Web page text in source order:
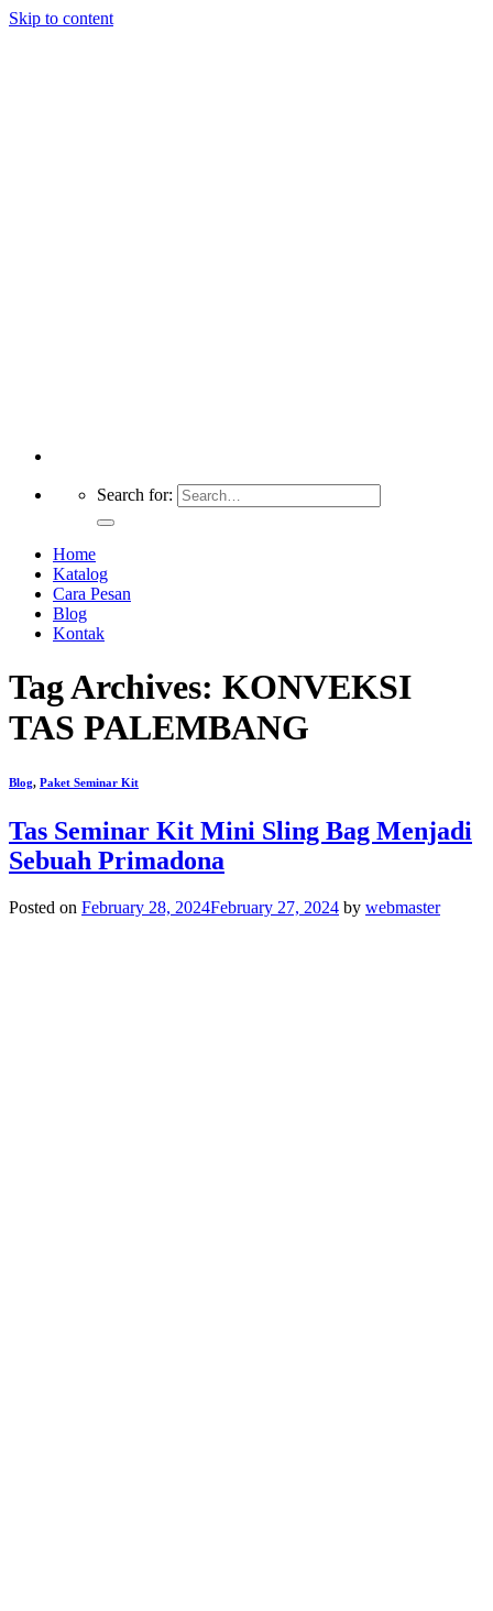
Skip to content
Search for:
Home
Katalog
Cara Pesan
Blog
Kontak
Tag Archives: KONVEKSI
TAS PALEMBANG
Blog, Paket Seminar Kit
Tas Seminar Kit Mini Sling Bag Menjadi
Sebuah Primadona
Posted on February 28, 2024February 27, 2024 by webmaster